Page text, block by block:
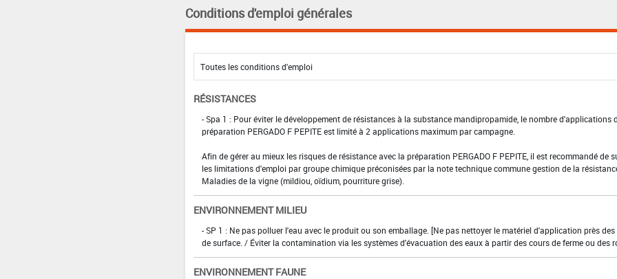
Conditions d'emploi générales
RÉSISTANCES
- Spa 1 : Pour éviter le développement de résistances à la substance mandipropamide, le nombre d'applications
préparation PERGADO F PEPITE est limité à 2 applications maximum par campagne.
Afin de gérer au mieux les risques de résistance avec la préparation PERGADO F PEPITE, il est recommandé de
les limitations d'emploi par groupe chimique préconisées par la note technique commune gestion de la
Maladies de la vigne (mildiou, oïdium, pourriture grise).
ENVIRONNEMENT MILIEU
- SP 1 : Ne pas polluer l'eau avec le produit ou son emballage. [Ne pas nettoyer le matériel d'application près des
de surface. / Éviter la contamination via les systèmes d'évacuation des eaux à partir des cours de ferme ou des
ENVIRONNEMENT FAUNE